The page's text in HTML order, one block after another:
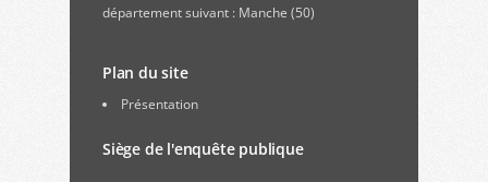
département suivant : Manche (50)
Plan du site
Présentation
Siège de l'enquête publique